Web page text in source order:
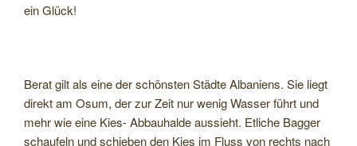
ein Glück!
Berat gilt als eine der schönsten Städte Albaniens. Sie liegt
direkt am Osum, der zur Zeit nur wenig Wasser führt und
mehr wie eine Kies- Abbauhalde aussieht. Etliche Bagger
schaufeln und schieben den Kies im Fluss von rechts nach